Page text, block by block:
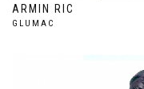
ARMIN RIC
GLUMAC